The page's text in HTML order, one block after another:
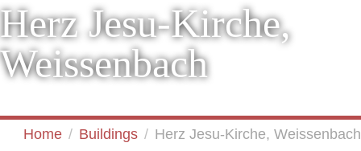
Herz Jesu-Kirche,
Weissenbach
Home Buildings Herz Jesu-Kirche, Weissenbach